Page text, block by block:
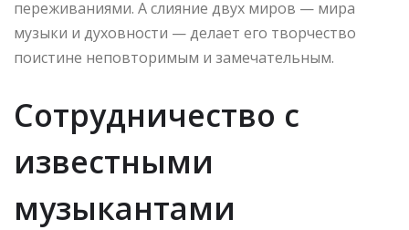
переживаниями. А слияние двух миров — мира
музыки и духовности — делает его творчество
поистине неповторимым и замечательным.
Сотрудничество с
известными
музыкантами